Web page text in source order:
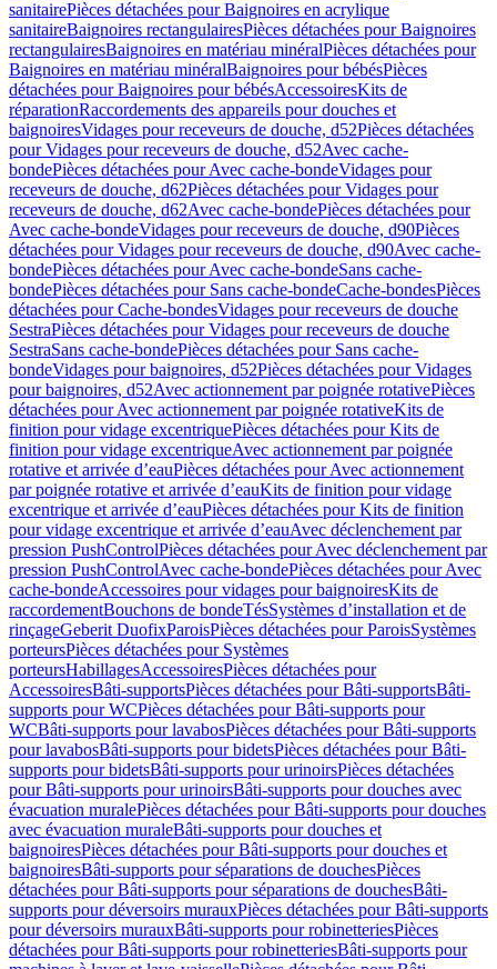
sanitairePièces détachées pour Baignoires en acrylique
sanitaireBaignoires rectangulairesPièces détachées pour Baignoires
rectangulairesBaignoires en matériau minéralPièces détachées pour
Baignoires en matériau minéralBaignoires pour bébésPièces
détachées pour Baignoires pour bébésAccessoiresKits de
réparationRaccordements des appareils pour douches et
baignoiresVidages pour receveurs de douche, d52Pièces détachées
pour Vidages pour receveurs de douche, d52Avec cache-
bondePièces détachées pour Avec cache-bondeVidages pour
receveurs de douche, d62Pièces détachées pour Vidages pour
receveurs de douche, d62Avec cache-bondePièces détachées pour
Avec cache-bondeVidages pour receveurs de douche, d90Pièces
détachées pour Vidages pour receveurs de douche, d90Avec cache-
bondePièces détachées pour Avec cache-bondeSans cache-
bondePièces détachées pour Sans cache-bondeCache-bondesPièces
détachées pour Cache-bondesVidages pour receveurs de douche
SestraPièces détachées pour Vidages pour receveurs de douche
SestraSans cache-bondePièces détachées pour Sans cache-
bondeVidages pour baignoires, d52Pièces détachées pour Vidages
pour baignoires, d52Avec actionnement par poignée rotativePièces
détachées pour Avec actionnement par poignée rotativeKits de
finition pour vidage excentriquePièces détachées pour Kits de
finition pour vidage excentriqueAvec actionnement par poignée
rotative et arrivée d’eauPièces détachées pour Avec actionnement
par poignée rotative et arrivée d’eauKits de finition pour vidage
excentrique et arrivée d’eauPièces détachées pour Kits de finition
pour vidage excentrique et arrivée d’eauAvec déclenchement par
pression PushControlPièces détachées pour Avec déclenchement par
pression PushControlAvec cache-bondePièces détachées pour Avec
cache-bondeAccessoires pour vidages pour baignoiresKits de
raccordementBouchons de bondeTésSystèmes d’installation et de
rinçageGeberit DuofixParoisPièces détachées pour ParoisSystèmes
porteursPièces détachées pour Systèmes
porteursHabillagesAccessoiresPièces détachées pour
AccessoiresBâti-supportsPièces détachées pour Bâti-supportsBâti-
supports pour WCPièces détachées pour Bâti-supports pour
WCBâti-supports pour lavabosPièces détachées pour Bâti-supports
pour lavabosBâti-supports pour bidetsPièces détachées pour Bâti-
supports pour bidetsBâti-supports pour urinoirsPièces détachées
pour Bâti-supports pour urinoirsBâti-supports pour douches avec
évacuation muralePièces détachées pour Bâti-supports pour douches
avec évacuation muraleBâti-supports pour douches et
baignoiresPièces détachées pour Bâti-supports pour douches et
baignoiresBâti-supports pour séparations de douchesPièces
détachées pour Bâti-supports pour séparations de douchesBâti-
supports pour déversoirs murauxPièces détachées pour Bâti-supports
pour déversoirs murauxBâti-supports pour robinetteriesPièces
détachées pour Bâti-supports pour robinetteriesBâti-supports pour